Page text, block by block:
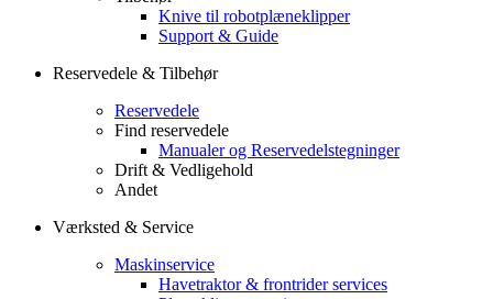
Knive til robotplæneklipper
Support & Guide
Reservedele & Tilbehør
Reservedele
Find reservedele
Manualer og Reservedelstegninger
Drift & Vedligehold
Andet
Værksted & Service
Maskinservice
Havetraktor & frontrider services